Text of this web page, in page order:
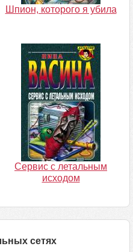
Шпион, которого я убила
Сервис с летальным
исходом
сетях